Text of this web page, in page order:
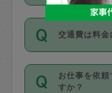
がっていく
Diners Club
カード情報
を行う際に
ル登録時に
丈夫です。
デビットカ
依頼には「
隔週）」が
ポット」よ
す。
定期の最低
交通費は料金
交通費は依
料金のご請
お仕事を依
すか？